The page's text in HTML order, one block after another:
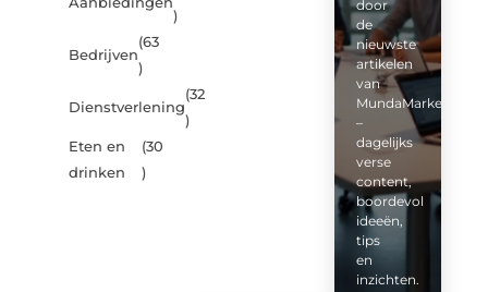
)
Bedrijven
(63
)
Dienstverlening
(32
)
Eten en
drinken
(30
)
door
de
nieuwste
artikelen
van
MundaMarketing.nl
–
dagelijks
verse
content,
boordevol
ideeën,
tips
en
inzichten.